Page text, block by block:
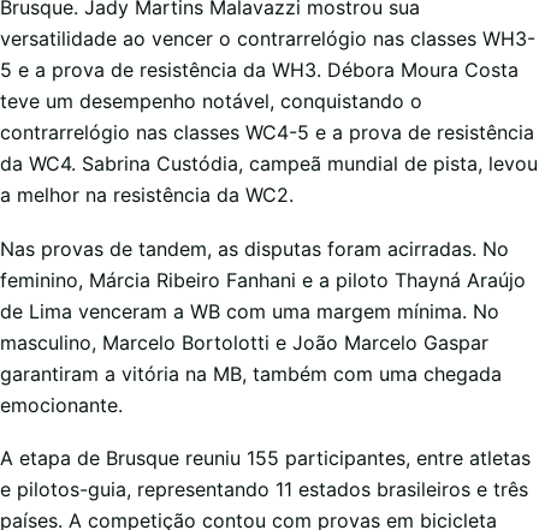
Brusque. Jady Martins Malavazzi mostrou sua
versatilidade ao vencer o contrarrelógio nas classes WH3-
5 e a prova de resistência da WH3. Débora Moura Costa
teve um desempenho notável, conquistando o
contrarrelógio nas classes WC4-5 e a prova de resistência
da WC4. Sabrina Custódia, campeã mundial de pista, levou
a melhor na resistência da WC2.
Nas provas de tandem, as disputas foram acirradas. No
feminino, Márcia Ribeiro Fanhani e a piloto Thayná Araújo
de Lima venceram a WB com uma margem mínima. No
masculino, Marcelo Bortolotti e João Marcelo Gaspar
garantiram a vitória na MB, também com uma chegada
emocionante.
A etapa de Brusque reuniu 155 participantes, entre atletas
e pilotos-guia, representando 11 estados brasileiros e três
países. A competição contou com provas em bicicleta